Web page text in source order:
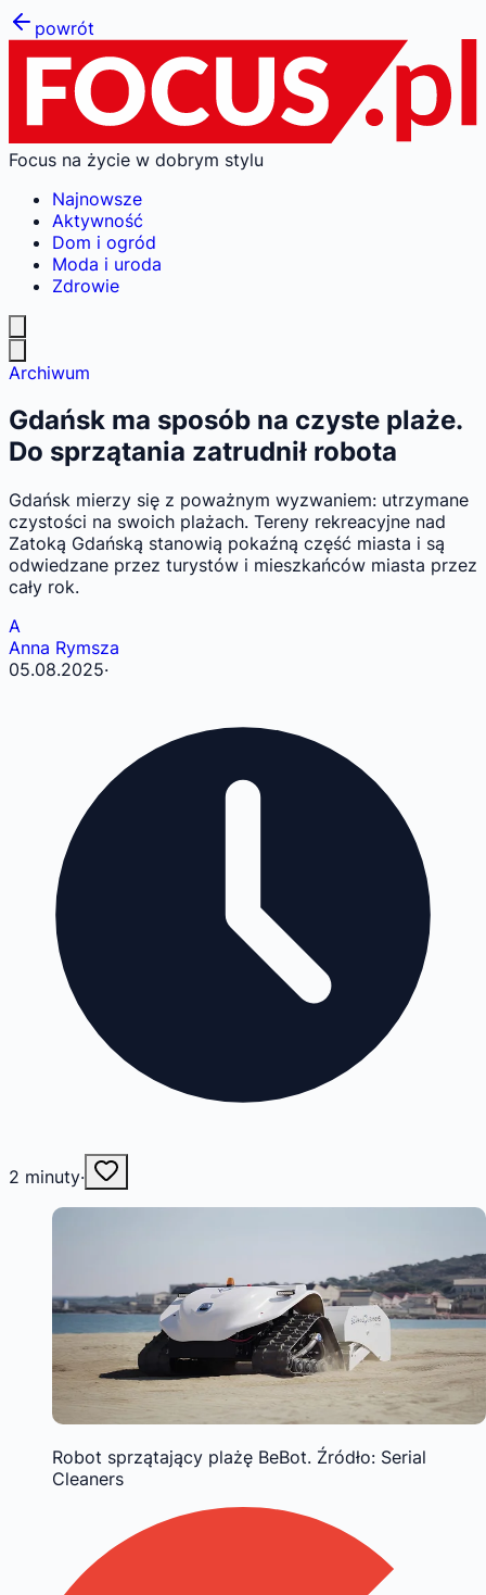
powrót
Focus na życie w dobrym stylu
Najnowsze
Aktywność
Dom i ogród
Moda i uroda
Zdrowie
Archiwum
Gdańsk ma sposób na czyste plaże.
Do sprzątania zatrudnił robota
Gdańsk mierzy się z poważnym wyzwaniem: utrzymane
czystości na swoich plażach. Tereny rekreacyjne nad
Zatoką Gdańską stanowią pokaźną część miasta i są
odwiedzane przez turystów i mieszkańców miasta przez
cały rok.
A
Anna Rymsza
05.08.2025·
2 minuty·
Robot sprzątający plażę BeBot. Źródło: Serial
Cleaners